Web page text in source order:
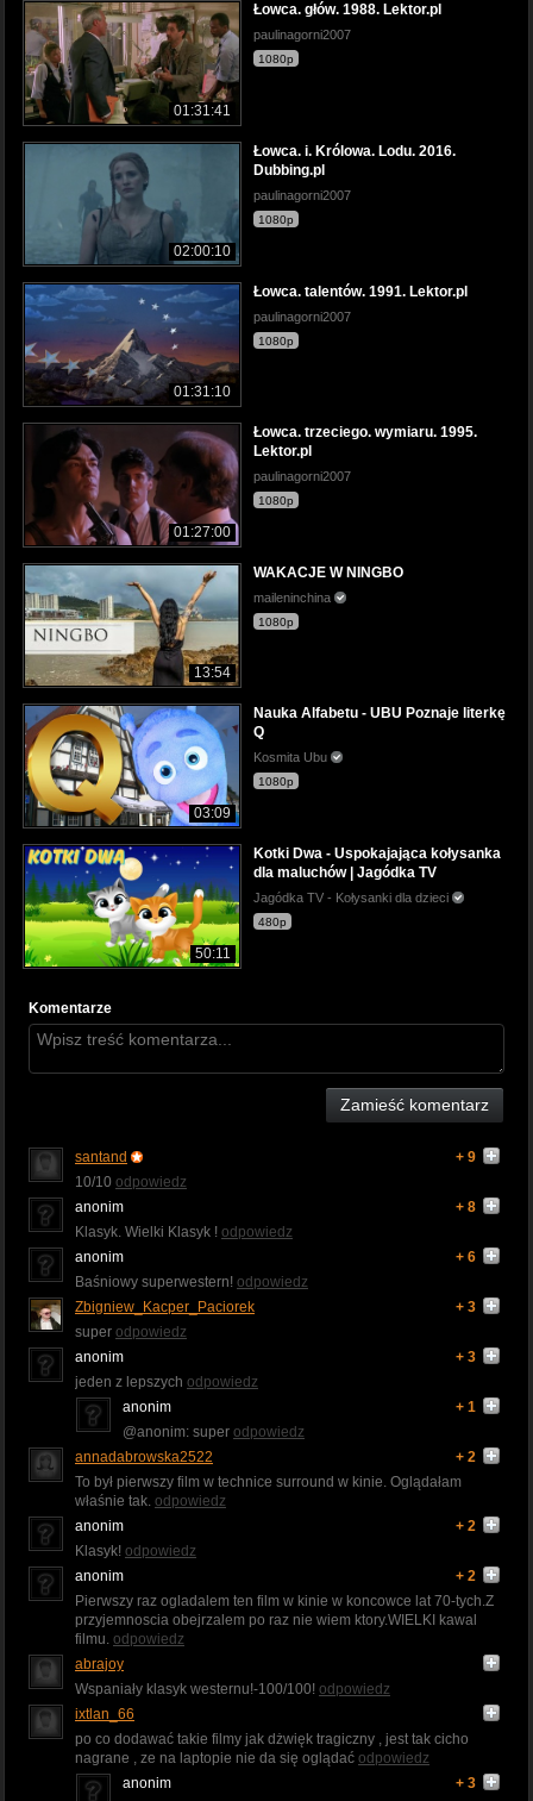
01:31:41
Łowca. głów. 1988. Lektor.pl
paulinagorni2007
1080p
02:00:10
Łowca. i. Królowa. Lodu. 2016.
Dubbing.pl
paulinagorni2007
1080p
01:31:10
Łowca. talentów. 1991. Lektor.pl
paulinagorni2007
1080p
01:27:00
Łowca. trzeciego. wymiaru. 1995.
Lektor.pl
paulinagorni2007
1080p
13:54
WAKACJE W NINGBO
maileninchina
1080p
03:09
Nauka Alfabetu - UBU Poznaje literkę
Q
Kosmita Ubu
1080p
50:11
Kotki Dwa - Uspokajająca kołysanka
dla maluchów | Jagódka TV
Jagódka TV - Kołysanki dla dzieci
480p
Komentarze
Zamieść komentarz
santand
+ 9
10/10 odpowiedz
anonim
+ 8
Klasyk. Wielki Klasyk ! odpowiedz
anonim
+ 6
Baśniowy superwestern! odpowiedz
Zbigniew_Kacper_Paciorek
+ 3
super odpowiedz
anonim
+ 3
jeden z lepszych odpowiedz
anonim
+ 1
@anonim: super odpowiedz
annadabrowska2522
+ 2
To był pierwszy film w technice surround w kinie. Oglądałam
właśnie tak. odpowiedz
anonim
+ 2
Klasyk! odpowiedz
anonim
+ 2
Pierwszy raz ogladalem ten film w kinie w koncowce lat 70-tych.Z
przyjemnoscia obejrzalem po raz nie wiem ktory.WIELKI kawal
filmu. odpowiedz
abrajoy
Wspaniały klasyk westernu!-100/100! odpowiedz
ixtlan_66
po co dodawać takie filmy jak dżwięk tragiczny , jest tak cicho
nagrane , ze na laptopie nie da się oglądać odpowiedz
anonim
+ 3